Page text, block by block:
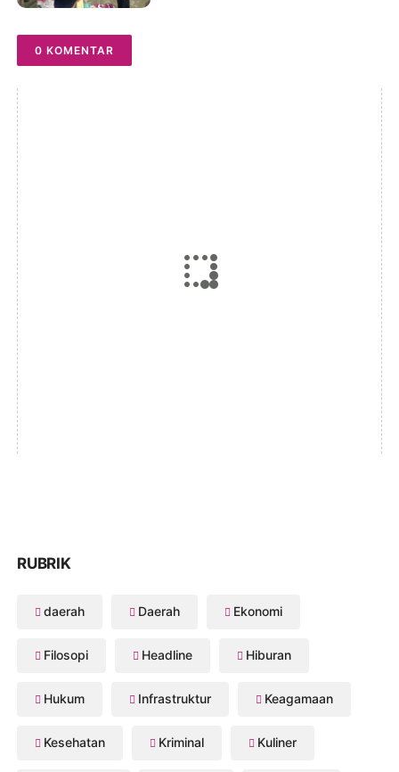
0 KOMENTAR
RUBRIK
daerah Daerah Ekonomi
Filosopi Headline Hiburan
Hukum Infrastruktur Keagamaan
Kesehatan Kriminal Kuliner